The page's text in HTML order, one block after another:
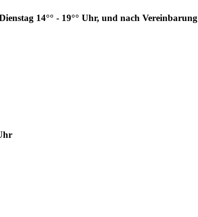
14°° - 19°° Uhr, und nach Vereinbarung